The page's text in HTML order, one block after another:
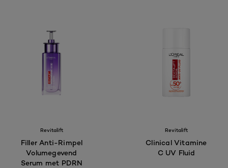
Revitalift
Filler Anti-Rimpel
Volumegevend
Serum met PDRN
Revitalift
Clinical Vitamine
C UV Fluid